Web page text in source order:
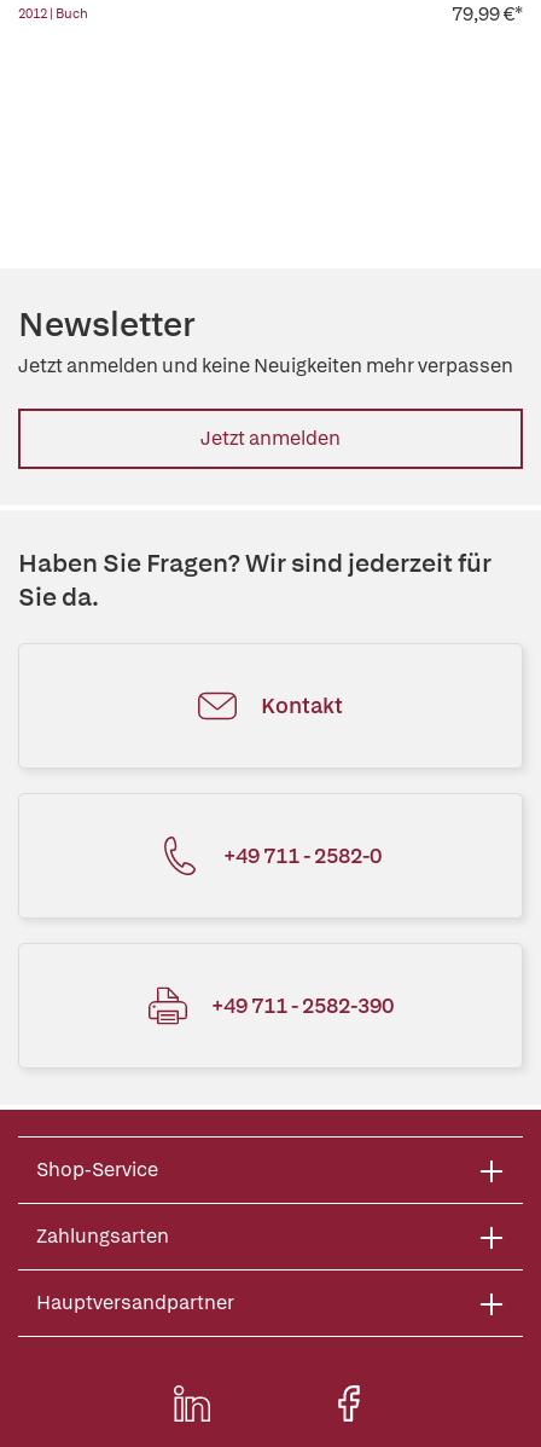
2012 | Buch 79,99 €*
Newsletter
Jetzt anmelden und keine Neuigkeiten mehr verpassen
Jetzt anmelden
Haben Sie Fragen? Wir sind jederzeit für
Sie da.
Kontakt
+49 711 - 2582-0
+49 711 - 2582-390
Shop-Service
Zahlungsarten
Hauptversandpartner